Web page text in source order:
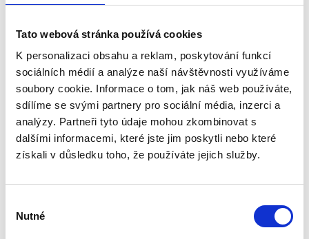
Tato webová stránka používá cookies
K personalizaci obsahu a reklam, poskytování funkcí
sociálních médií a analýze naší návštěvnosti využíváme
soubory cookie. Informace o tom, jak náš web používáte,
sdílíme se svými partnery pro sociální média, inzerci a
analýzy. Partneři tyto údaje mohou zkombinovat s
dalšími informacemi, které jste jim poskytli nebo které
získali v důsledku toho, že používáte jejich služby.
souhlasu
Nutné
Heißluftkonvektor Solight KP02
Vorbestellung
Donnerstag, 13.8. bei Ihnen zu Hause
60.06 €
50.47 € ohne MwSt.
In den Warenkorb
Weiß Heißluftkonvektor/Direktheizer MIT VENTILATOR,3
1000/1300/2300W,Thermostat,Wochentimer,Fernbedienung,f